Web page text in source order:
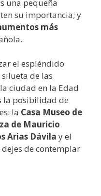
una pequeña
su importancia; y
más
el espléndido
de las
ciudad en la Edad
la posibilidad de
la Casa Museo de
de Mauricio
Arias Dávila y el
dejes de contemplar